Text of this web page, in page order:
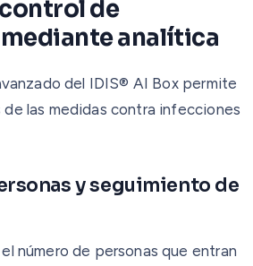
de
analítica
del IDIS® AI Box permite
de las medidas contra infecciones
y seguimiento de
número de personas que entran